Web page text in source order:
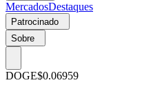
MercadosDestaques
Patrocinado
Sobre
DOGE$0.06959